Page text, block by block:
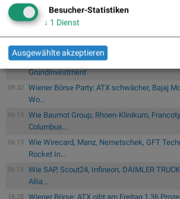
integr...
07.08.
Verschmelzung von KI mit realen Systemen:
AI...
09:55
wikifolio Champion per ..: Simon Weishar mit
Grundinvestment
09:32
Wiener Börse Party: ATX schwächer, Bajaj
Wo...
06:15
Wie Baumot Group, Rhoen-Klinikum,
Columbus...
06:15
Wie Wirecard, Manz, Nemetschek, GFT
Rocket In...
06:15
Wie SAP, Scout24, Infineon, DAIMLER
Allia...
18:28 Wiener Börse: ATX gibt am Freitag 1,36
Besucher-Statistiken
↓ 1 Dienst
Ausgewählte akzeptieren